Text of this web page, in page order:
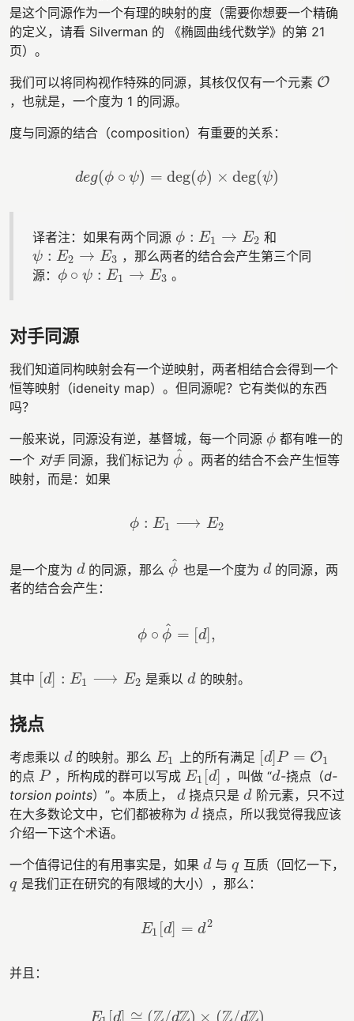
是这个同源作为一个有理的映射的度（需要你想要一个精确
的定义，请看 Silverman 的 《椭圆曲线代数学》的第 21
页）。
我们可以将同构视作特殊的同源，其核仅仅有一个元素 O
O
，也就是，一个度为 1 的同源。
度与同源的结合（composition）有重要的关系：
deg(ϕ ∘ ψ) = deg(ϕ) × deg(ψ)
deg( ϕ∘ψ)= deg(ϕ)× deg(ψ)
译者注：如果有两个同源 ϕ : E1 → E2
ϕ: E 1→E 2 和
ψ : E2 → E3
ψ: E 2→E3
，那么两者的结合会产生第三个同
源：
ϕ ∘ ψ : E1 → E3
ϕ∘ψ:E 1 →E3 。
对手同源
我们知道同构映射会有一个逆映射，两者相结合会得到一个
恒等映射（ideneity map）。但同源呢？它有类似的东西
吗？
一般来说，同源没有逆，基督城，每一个同源 ϕ
ϕ都有唯一的
一个 对手同源，我们标记为 ϕ
^
ϕ^ 。两者的结合不会产生恒等
映射，而是：如果
ϕ : E1 ⟶ E2
ϕ:E1 ⟶E2
是一个度为 d
d的同源，那么 ϕ
^
ϕ^也是一个度为 d
d的同源，两
者的结合会产生：
ϕ ∘ ϕ
^ = [d],
ϕ∘ϕ ^=[ d],
其中 [d] : E1 ⟶ E2
d E 1⟶ E2 是乘以d
d的映射。
挠点
考虑乘以 d
d的映射。那么E1
E1 上的所有满足 [d]P = O1
d] P= O1
的点 P
P ，所构成的群可以写成E1 [d]
E1[ d] ，叫做 “d
d-挠点（d-
torsion points）”。本质上， d
d挠点只是d
d阶元素，只不过
在大多数论文中，它们都被称为 d
d挠点，所以我觉得我应该
介绍一下这个术语。
一个值得记住的有用事实是，如果 d
d与q
q互质（回忆一下，
q
q是我们正在研究的有限域的大小），那么：
E1 [d] = d2
E [d =d 2
并且：
E [d] ≅ ( /d ) × ( /d )